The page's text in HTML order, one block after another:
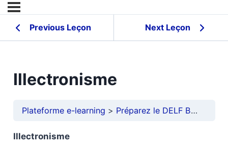
Previous Leçon Next Leçon
Illectronisme
Plateforme e-learning Préparez le DELF B2
Illectronisme